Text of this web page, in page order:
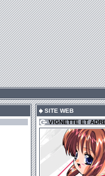
SITE WEB
VIGNETTE ET